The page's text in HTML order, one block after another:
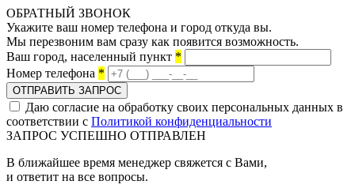
ОБРАТНЫЙ ЗВОНОК
Укажите ваш номер телефона и город откуда вы.
Мы перезвоним вам сразу как появится возможность.
Ваш город, населенный пункт *
Номер телефона *
ОТПРАВИТЬ ЗАПРОС
Даю согласие на обработку своих персональных данных в
соответствии с Политикой конфиденциальности
ЗАПРОС УСПЕШНО ОТПРАВЛЕН
В ближайшее время менеджер свяжется с Вами,
и ответит на все вопросы.